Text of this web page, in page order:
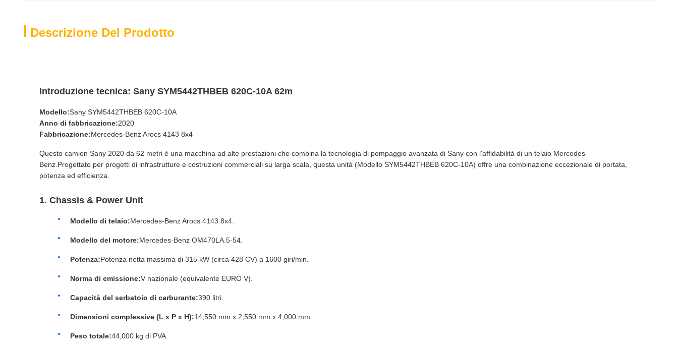
Descrizione Del Prodotto
Introduzione tecnica: Sany SYM5442THBEB 620C-10A 62m
Modello:Sany SYM5442THBEB 620C-10A
Anno di fabbricazione:2020
Fabbricazione:Mercedes-Benz Arocs 4143 8x4
Questo camion Sany 2020 da 62 metri è una macchina ad alte prestazioni che combina la tecnologia di pompaggio avanzata di Sany con l'affidabilità di un telaio Mercedes-
Benz.Progettato per progetti di infrastrutture e costruzioni commerciali su larga scala, questa unità (Modello SYM5442THBEB 620C-10A) offre una combinazione eccezionale di portata,
potenza ed efficienza.
1. Chassis & Power Unit
Modello di telaio:Mercedes-Benz Arocs 4143 8x4.
Modello del motore:Mercedes-Benz OM470LA.5-54.
Potenza:Potenza netta massima di 315 kW (circa 428 CV) a 1600 giri/min.
Norma di emissione:V nazionale (equivalente EURO V).
Capacità del serbatoio di carburante:390 litri.
Dimensioni complessive (L x P x H):14,550 mm x 2,550 mm x 4,000 mm.
Peso totale:44,000 kg di PVA.